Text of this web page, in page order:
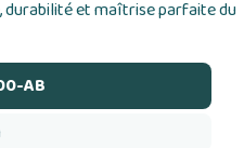
durabilité et maîtrise parfaite du
AB